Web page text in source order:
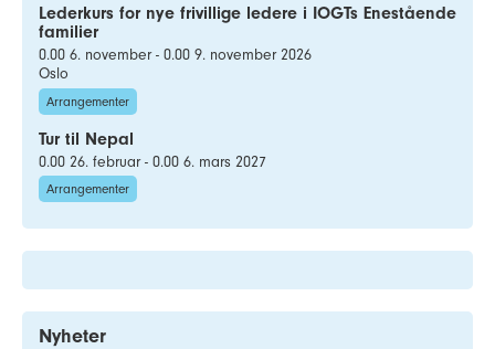
Lederkurs for nye frivillige ledere i IOGTs Enestående
familier
0.00 6. november - 0.00 9. november 2026
Oslo
Arrangementer
Tur til Nepal
0.00 26. februar - 0.00 6. mars 2027
Arrangementer
Nyheter